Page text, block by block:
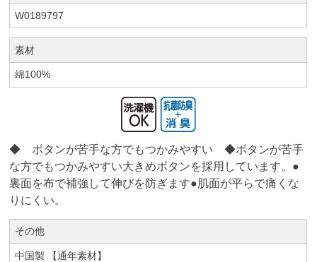
W0189797
素材
綿100%
◆ ボタンが苦手な方でもつかみやすい ◆ボタンが苦手
な方でもつかみやすい大きめボタンを採用しています。●
裏面を布で補強して伸びを防ぎます●肌面が平らで痛くな
りにくい。
その他
中国製 【通年素材】